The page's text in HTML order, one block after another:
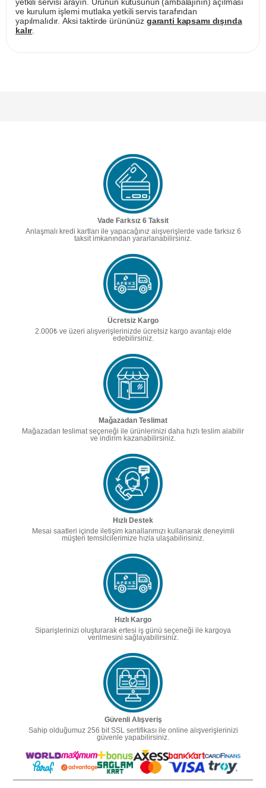
ve kurulum işlemi mutlaka yetkili servis tarafından
yapılmalıdır. Aksi taktirde ürününüz garanti kapsamı dışında
kalır.
Vade Farksız 6 Taksit
Anlaşmalı kredi kartları ile yapacağınız alışverişlerde vade farksız 6
taksit imkanından yararlanabilirsiniz.
Ücretsiz Kargo
2.000₺ ve üzeri alışverişlerinizde ücretsiz kargo avantajı elde
edebilirsiniz.
Mağazadan Teslimat
Mağazadan teslimat seçeneği ile ürünlerinizi daha hızlı teslim alabilir
ve indirim kazanabilirsiniz.
Hızlı Destek
Mesai saatleri içinde iletişim kanallarımızı kullanarak deneyimli
müşteri temsilcilerimize hızla ulaşabilirisiniz.
Hızlı Kargo
Siparişlerinizi oluşturarak ertesi iş günü seçeneği ile kargoya
verilmesini sağlayabilirsiniz.
Güvenli Alışveriş
Sahip olduğumuz 256 bit SSL sertifikası ile online alışverişlerinizi
güvenle yapabilirsiniz.